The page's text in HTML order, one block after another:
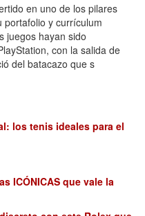
en uno de los pilares
portafolio y currículum
juegos hayan sido
con la salida de
del batacazo que s
los tenis ideales para el
ICÓNICAS que vale la